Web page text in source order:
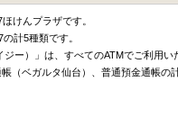
けんプラザです。
計5種類です。
ー）」は、すべてのATMでご利用い
（ベガルタ仙台）、普通預金通帳の